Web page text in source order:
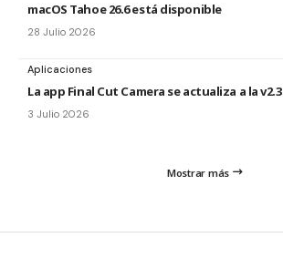
macOS Tahoe 26.6 está disponible
28 Julio 2026
Aplicaciones
La app Final Cut Camera se actualiza a la v2.3
3 Julio 2026
Mostrar más